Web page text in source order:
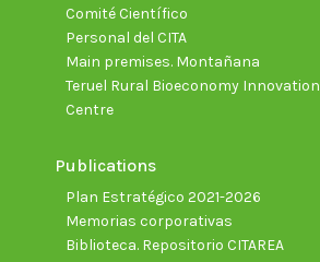
Comité Científico
Personal del CITA
Main premises. Montañana
Teruel Rural Bioeconomy Innovation
Centre
Publications
Plan Estratégico 2021-2026
Memorias corporativas
Biblioteca. Repositorio CITAREA